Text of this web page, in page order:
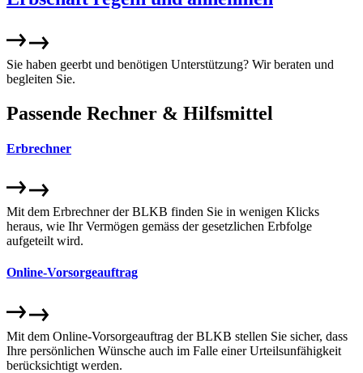
Sie haben geerbt und benötigen Unterstützung? Wir beraten und
begleiten Sie.
Passende Rechner & Hilfsmittel
Erbrechner
Mit dem Erbrechner der BLKB finden Sie in wenigen Klicks
heraus, wie Ihr Vermögen gemäss der gesetzlichen Erbfolge
aufgeteilt wird.
Online-Vorsorgeauftrag
Mit dem Online-Vorsorgeauftrag der BLKB stellen Sie sicher, dass
Ihre persönlichen Wünsche auch im Falle einer Urteilsunfähigkeit
berücksichtigt werden.